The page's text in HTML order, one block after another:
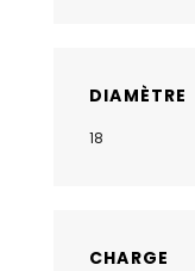
DIAMÈTRE
18
CHARGE